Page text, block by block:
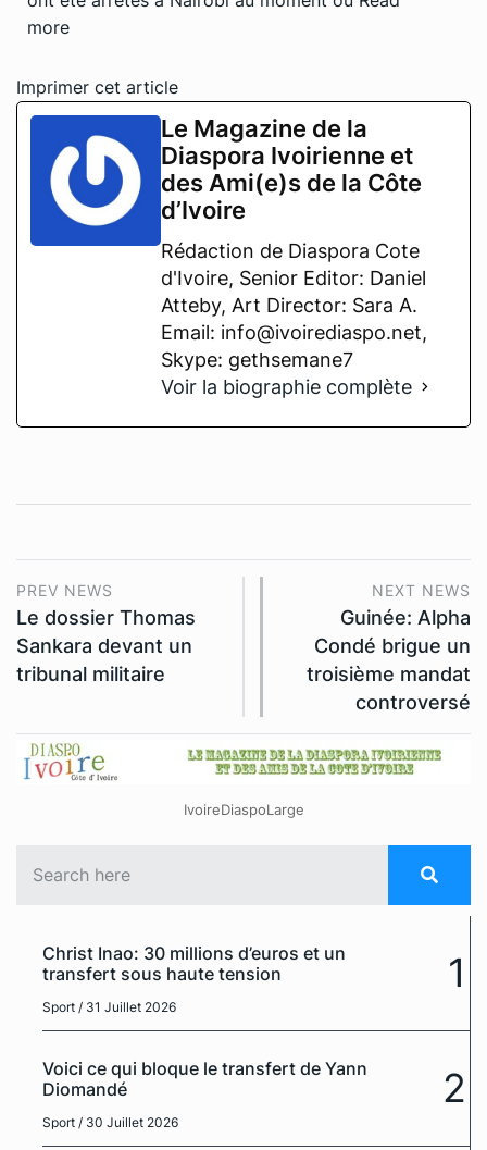
more
Imprimer cet article
Le Magazine de la
Diaspora Ivoirienne et
des Ami(e)s de la Côte
d’Ivoire
Rédaction de Diaspora Cote
d'Ivoire, Senior Editor: Daniel
Atteby, Art Director: Sara A.
Email: info@ivoirediaspo.net,
Skype: gethsemane7
Voir la biographie complète
PREV NEWS
Le dossier Thomas
Sankara devant un
tribunal militaire
NEXT NEWS
Guinée: Alpha
Condé brigue un
troisième mandat
controversé
IvoireDiaspoLarge
Christ Inao: 30 millions d’euros et un
transfert sous haute tension
Sport / 31 Juillet 2026
1
Voici ce qui bloque le transfert de Yann
Diomandé
Sport / 30 Juillet 2026
2